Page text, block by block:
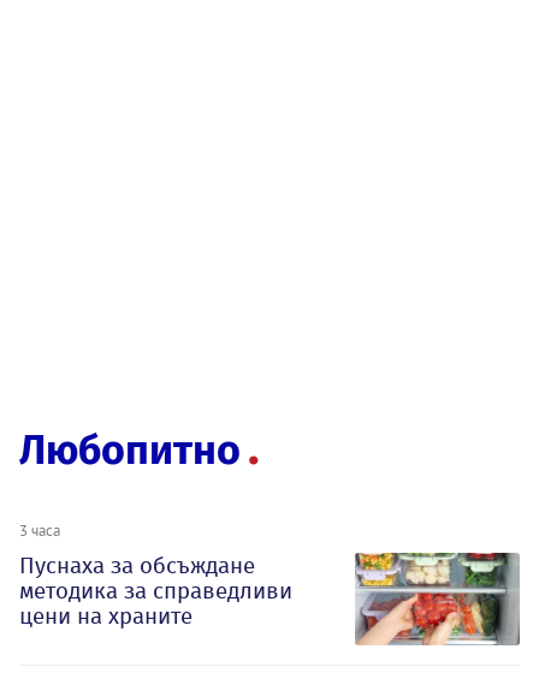
Любопитно
3 часа
Пуснаха за обсъждане
методика за справедливи
цени на храните